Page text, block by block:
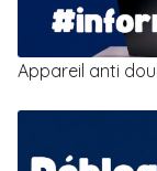
Appareil anti